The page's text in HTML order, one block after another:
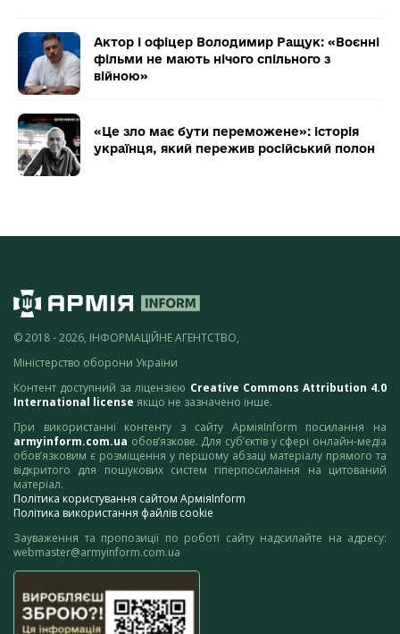
Актор і офіцер Володимир Ращук: «Воєнні
фільми не мають нічого спільного з
війною»
«Це зло має бути переможене»: історія
українця, який пережив російський полон
© 2018 - 2026, ІНФОРМАЦІЙНЕ АГЕНТСТВО,
Міністерство оборони України
Контент доступний за ліцензією Creative Commons Attribution 4.0
International license якщо не зазначено інше.
При використанні контенту з сайту АрміяInform посилання на
armyinform.com.ua обов’язкове. Для суб’єктів у сфері онлайн-медіа
обов’язковим є розміщення у першому абзаці матеріалу прямого та
відкритого для пошукових систем гіперпосилання на цитований
матеріал.
Політика користування сайтом АрміяInform
Політика використання файлів cookie
Зауваження та пропозиції по роботі сайту надсилайте на адресу:
webmaster@armyinform.com.ua